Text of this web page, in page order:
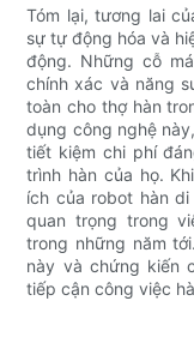
Tóm lại, tương lai
sự tự động hóa và
động. Những cỗ
chính xác và năng
toàn cho thợ hàn
dụng công nghệ
tiết kiệm chi phí
trình hàn của họ.
ích của robot hàn
quan trọng trong
trong những năm
này và chứng kiến
tiếp cận công việc